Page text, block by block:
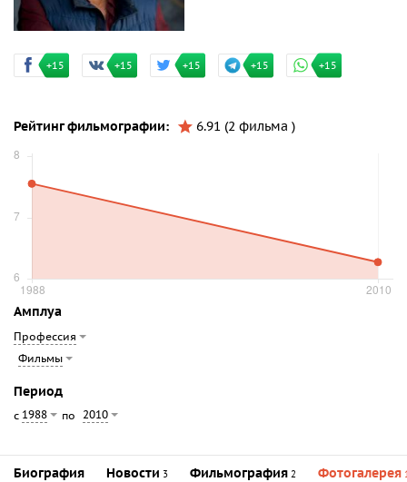
+15 +15 +15 +15 +15
Рейтинг фильмографии: 6.91 (2 фильма )
Амплуа
Профессия
Фильмы
Период
с 1988 по 2010
Биография Новости 3 Фильмография 2 Фотогалерея